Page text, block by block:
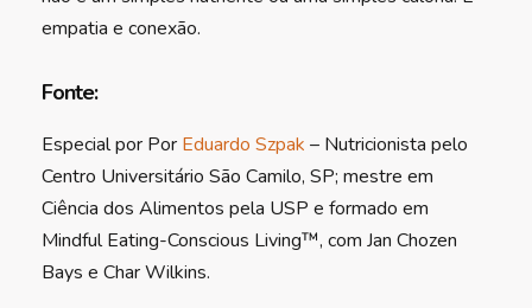
empatia e conexão.
Fonte:
Especial por Por Eduardo Szpak – Nutricionista pelo
Centro Universitário São Camilo, SP; mestre em
Ciência dos Alimentos pela USP e formado em
Mindful Eating-Conscious Living™️, com Jan Chozen
Bays e Char Wilkins.